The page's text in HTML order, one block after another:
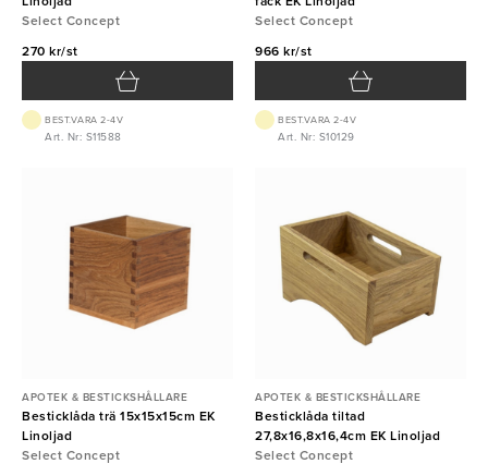
Select Concept
270 kr/st
BEST.VARA 2-4V
Art. Nr: S11588
Select Concept
966 kr/st
BEST.VARA 2-4V
Art. Nr: S10129
APOTEK & BESTICKSHÅLLARE
Besticklåda trä 15x15x15cm EK
Linoljad
Select Concept
APOTEK & BESTICKSHÅLLARE
Besticklåda tiltad
27,8x16,8x16,4cm EK Linoljad
Select Concept